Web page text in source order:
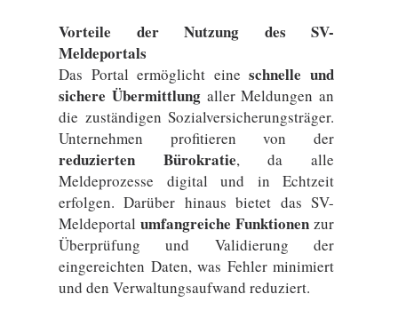
Vorteile der Nutzung des SV-
Meldeportals
Das Portal ermöglicht eineschnelle und
sichere Übermittlungaller Meldungen an
die zuständigen Sozialversicherungsträger.
Unternehmen profitieren von der
reduzierten Bürokratie, da alle
Meldeprozesse digital und in Echtzeit
erfolgen. Darüber hinaus bietet das SV-
Meldeportal umfangreiche Funktionen zur
Überprüfung und Validierung der
eingereichten Daten, was Fehler minimiert
und den Verwaltungsaufwand reduziert.